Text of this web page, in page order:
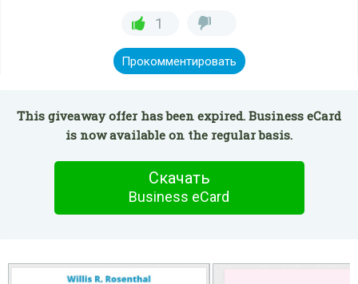
1
Прокомментировать
This giveaway offer has been expired. Business eCard
is now available on the regular basis.
Скачать
Business eCard